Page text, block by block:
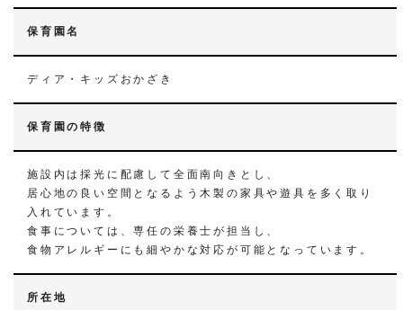
保育園名
ディア・キッズおかざき
保育園の特徴
施設内は採光に配慮して全面南向きとし、
居心地の良い空間となるよう木製の家具や遊具を多く取り
入れています。
食事については、専任の栄養士が担当し、
食物アレルギーにも細やかな対応が可能となっています。
所在地